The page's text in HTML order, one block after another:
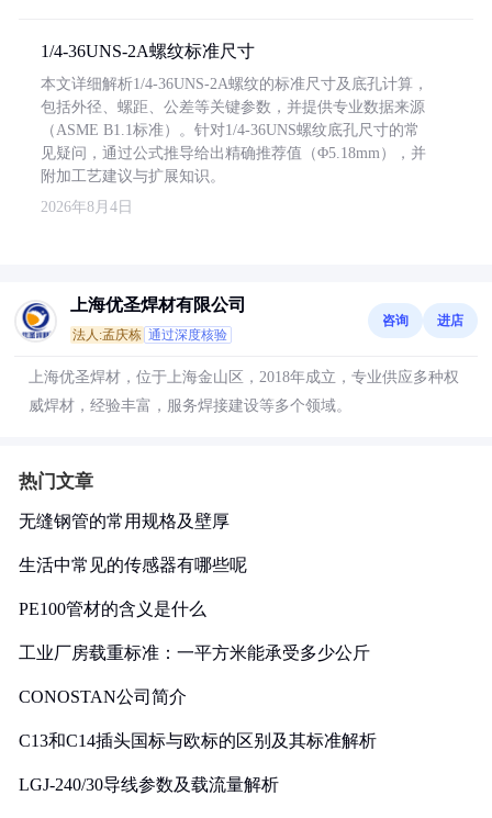
1/4-36UNS-2A螺纹标准尺寸
本文详细解析1/4-36UNS-2A螺纹的标准尺寸及底孔计算，
包括外径、螺距、公差等关键参数，并提供专业数据来源
（ASME B1.1标准）。针对1/4-36UNS螺纹底孔尺寸的常
见疑问，通过公式推导给出精确推荐值（Φ5.18mm），并
附加工艺建议与扩展知识。
2026年8月4日
上海优圣焊材有限公司
法人:孟庆栋 通过深度核验
咨询 进店
上海优圣焊材，位于上海金山区，2018年成立，专业供应多种权
威焊材，经验丰富，服务焊接建设等多个领域。
热门文章
无缝钢管的常用规格及壁厚
生活中常见的传感器有哪些呢
PE100管材的含义是什么
工业厂房载重标准：一平方米能承受多少公斤
CONOSTAN公司简介
C13和C14插头国标与欧标的区别及其标准解析
LGJ-240/30导线参数及载流量解析